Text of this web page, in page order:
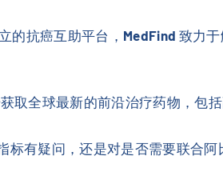
的抗癌互助平台， MedFind 致力于
取全球最新的前沿治疗药物，包
有疑问，还是对是否需要联合